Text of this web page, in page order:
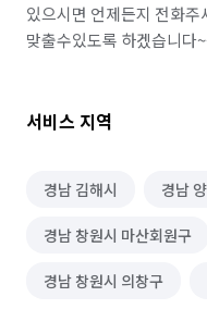
있으시면 언제든지 전화
맞출수있도록 하겠습니다
서비스 지역
경남 김해시 경남
경남 창원시 마산회원구
경남 창원시 의창구